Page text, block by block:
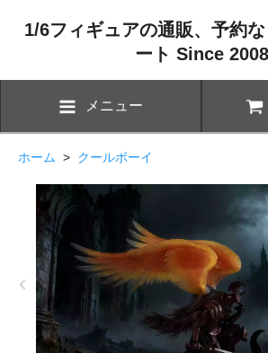
1/6フィギュアの通販、予約
ート Since 2008
メニュー
ホーム > クールボーイ